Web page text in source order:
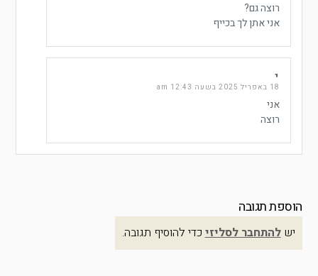
רוצה גם?
אני אתן לך בכייף
י
18 באפריל 2025 בשעה 12:43 am
אני
רוצה
הוספת תגובה
ישלהתחבר לסליזיכדי להוסיף תגובה.